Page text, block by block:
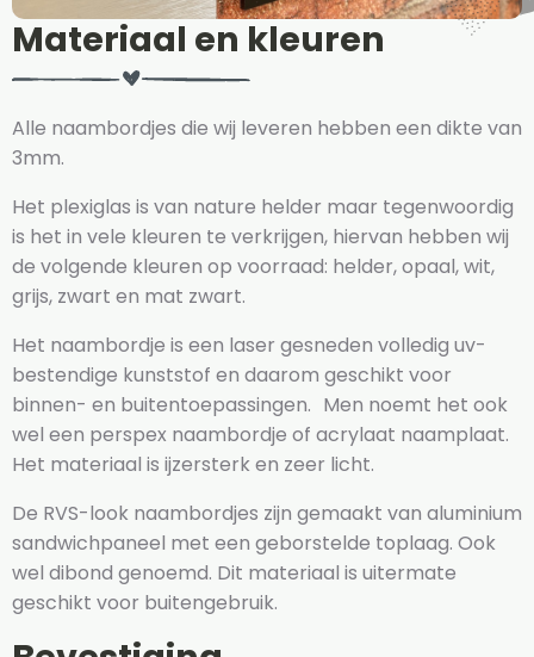
Materiaal en kleuren
Alle naambordjes die wij leveren hebben een dikte van
3mm.
Het plexiglas is van nature helder maar tegenwoordig
is het in vele kleuren te verkrijgen, hiervan hebben wij
de volgende kleuren op voorraad: helder, opaal, wit,
grijs, zwart en mat zwart.
Het naambordje is een laser gesneden volledig uv-
bestendige kunststof en daarom geschikt voor
binnen- en buitentoepassingen. Men noemt het ook
wel een perspex naambordje of acrylaat naamplaat.
Het materiaal is ijzersterk en zeer licht.
De RVS-look naambordjes zijn gemaakt van aluminium
sandwichpaneel met een geborstelde toplaag. Ook
wel dibond genoemd. Dit materiaal is uitermate
geschikt voor buitengebruik.